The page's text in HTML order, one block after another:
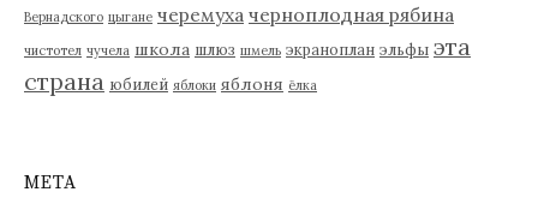
Вернадского цыгане черемуха черноплодная рябина
чистотел чучела школа шлюз шмель экраноплан эльфы эта
страна юбилей яблоки яблоня ёлка
МЕТА